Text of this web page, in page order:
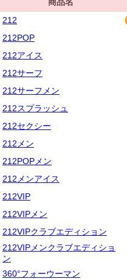
商品名
212
212POP
212アイス
212サーフ
212サーフメン
212スプラッシュ
212セクシー
212メン
212POPメン
212メンアイス
212VIP
212VIPメン
212VIPクラブエディション
212VIPメンクラブエディショ
ン
360°フォーウーマン